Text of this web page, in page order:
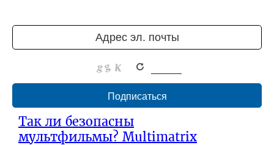
Так ли безопасны
мультфильмы? Multimatrix